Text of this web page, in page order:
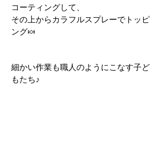
コーティングして、
その上からカラフルスプレーでトッピ
ング🍬
細かい作業も職人のようにこなす子ど
もたち♪